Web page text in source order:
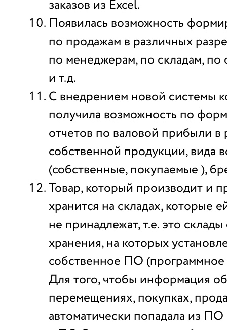
заказов из Excel.
Появилась возможность
по продажам в различных
по менеджерам, по складам, по
и т.д.
С внедрением новой системы
получила возможность по
отчетов по валовой прибыли в
собственной продукции, вида
(собственные, покупаемые ),
Товар, который производит и
хранится на складах, которые
не принадлежат, т.е. это
хранения, на которых
собственное ПО
Для того, чтобы информация
перемещениях, покупках,
автоматически попадала из